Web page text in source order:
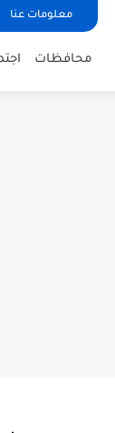
معلومات عنا
محافظات